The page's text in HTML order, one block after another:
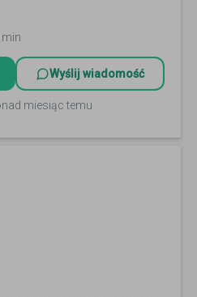
Wyślij wiadomość
miesiąc temu